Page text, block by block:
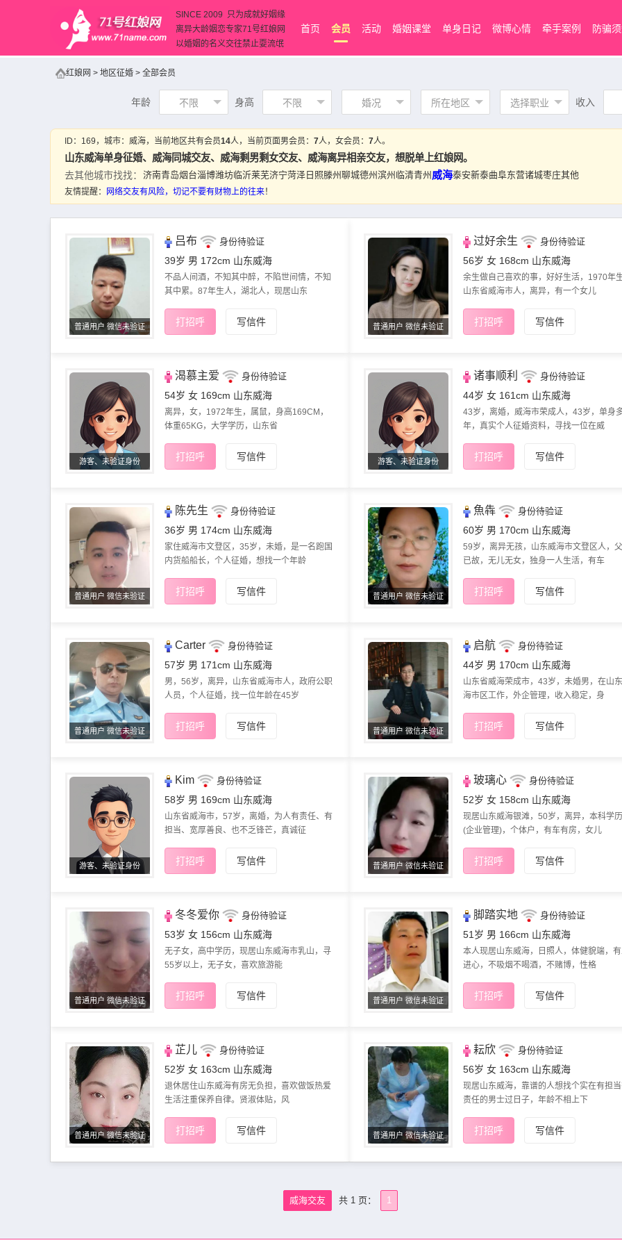
SINCE 2009 只为成就好姻缘
离异大龄姻恋专家71号红娘网
以婚姻的名义交往禁止耍流氓
首页 会员 活动 婚姻课堂 单身日记 微博心情 牵手案例 防骗
红娘网 > 地区征婚 > 全部会员
年龄 不限 身高 不限 婚况 所在地区 选择职业 收入
普通用户 微信未验证
吕布 身份待验证
39岁 男 172cm 山东威海
不品人间酒，不知其中醉，不陷世间情，不知
其中累。87年生人，湖北人，现居山东
打招呼 写信件 普通用户 微信未验证
过好余生 身份待验证
56岁 女 168cm 山东威海
余生做自己喜欢的事，好好生活，1970年
山东省威海市人，离异，有一个女儿
打招呼 写信件
游客、未验证身份
渴慕主爱 身份待验证
54岁 女 169cm 山东威海
离异，女，1972年生，属鼠，身高169CM，
体重65KG，大学学历，山东省
打招呼 写信件 游客、未验证身份
诸事顺利 身份待验证
44岁 女 161cm 山东威海
43岁，离婚，威海市荣成人，43岁，单身
年，真实个人征婚资料，寻找一位在威
打招呼 写信件
普通用户 微信未验证
陈先生 身份待验证
36岁 男 174cm 山东威海
家住威海市文登区，35岁，未婚，是一名跑国
内货船船长，个人征婚，想找一个年龄
打招呼 写信件 普通用户 微信未验证
魚犇 身份待验证
60岁 男 170cm 山东威海
59岁，离异无孩，山东威海市文登区人，
已故，无儿无女，独身一人生活，有车
打招呼 写信件
普通用户 微信未验证
Carter 身份待验证
57岁 男 171cm 山东威海
男，56岁，离异，山东省威海市人，政府公职
人员，个人征婚，找一位年龄在45岁
打招呼 写信件 普通用户 微信未验证
启航 身份待验证
44岁 男 170cm 山东威海
山东省威海荣成市，43岁，未婚男，在山
海市区工作，外企管理，收入稳定，身
打招呼 写信件
游客、未验证身份
Kim 身份待验证
58岁 男 169cm 山东威海
山东省威海市，57岁，离婚，为人有责任、有
担当、宽厚善良、也不乏锋芒，真诚征
打招呼 写信件 普通用户 微信未验证
玻璃心 身份待验证
52岁 女 158cm 山东威海
现居山东威海银滩，50岁，离异，本科学历
(企业管理)，个体户，有车有房，女儿
打招呼 写信件
普通用户 微信未验证
冬冬爱你 身份待验证
53岁 女 156cm 山东威海
无子女，高中学历，现居山​‌‌东威海市乳山，寻
55岁以上，无子女，喜欢旅游能
打招呼 写信件 普通用户 微信未验证
脚踏实地 身份待验证
51岁 男 166cm 山东威海
本人现居山东威海，日照人，体健貌端，
进心，不吸烟不喝酒，不赌博，性格​‌
打招呼 写信件
普通用户 微信未验证
芷儿 身份待验证
52岁 女 163cm 山东威海
退休居住山东威海有房无负担，喜欢做饭热爱
生活注​‌‌重保养自律。贤淑体贴，风
打招呼 写信件 普通用户 微信未验证
耘欣 身份待验证
56岁 女 163cm 山东威海
现居山东威海，靠谱的人想找个实在有担
责任的男士过日子，年龄不相​‌‌上下
打招呼 写信件
威海交友 共 1 页： 1
ID： 169 ，城市： 威海，当前地区共有会员14人，当前页面男会员： 7人，女会员： 7人。
山东威海单身征婚、 威海同城交友、威海剩男剩女交友、威海离异相亲交友，想脱单上红娘网。
去其他城市找找： 济南青岛烟台淄博潍坊临沂莱芜济宁菏泽 日照滕州 聊城德州 滨州 临清青州 威海泰安新泰曲阜东营诸城枣庄其他
友情提醒： 网络交友有风险，切记不要有财物上的往来！